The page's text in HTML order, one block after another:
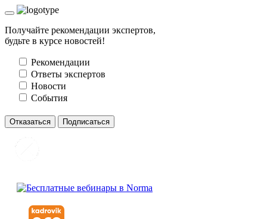
Получайте рекомендации экспертов,
будьте в курсе новостей!
Рекомендации
Ответы экспертов
Новости
События
Отказаться Подписаться